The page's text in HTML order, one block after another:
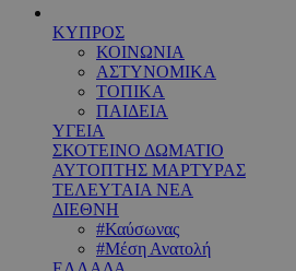
ΚΥΠΡΟΣ
ΚΟΙΝΩΝΙΑ
ΑΣΤΥΝΟΜΙΚΑ
ΤΟΠΙΚΑ
ΠΑΙΔΕΙΑ
ΥΓΕΙΑ
ΣΚΟΤΕΙΝΟ ΔΩΜΑΤΙΟ
ΑΥΤΟΠΤΗΣ ΜΑΡΤΥΡΑΣ
ΤΕΛΕΥΤΑΙΑ ΝΕΑ
ΔΙΕΘΝΗ
#Καύσωνας
#Μέση Ανατολή